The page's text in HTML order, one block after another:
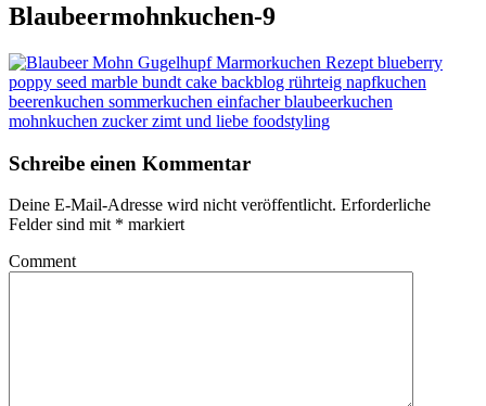
Blaubeermohnkuchen-9
Schreibe einen Kommentar
Deine E-Mail-Adresse wird nicht veröffentlicht. Erforderliche
Felder sind mit * markiert
Comment